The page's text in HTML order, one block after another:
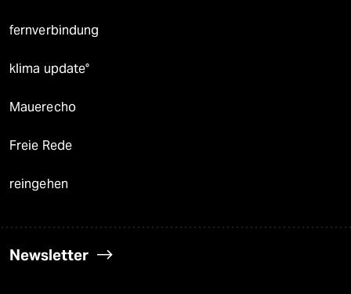
fernverbindung
klima update°
Mauerecho
Freie Rede
reingehen
Newsletter